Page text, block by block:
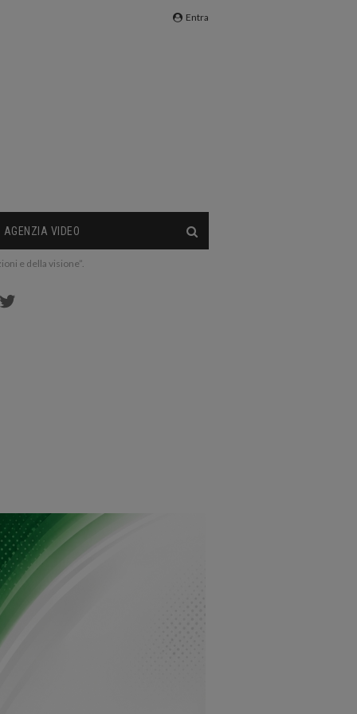
Entra
AGENZIA VIDEO
e della visione”.